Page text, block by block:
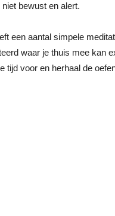
bewust en alert.
een aantal simpele
waar je thuis mee kan
tijd voor en herhaal de